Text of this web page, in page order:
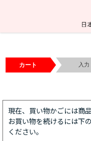
カート 入力
現在、買い物かごには商
お買い物を続けるには下
ください。